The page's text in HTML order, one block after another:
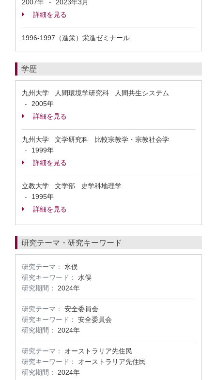
2007年
-
2023年3月
詳細を見る
1996-1997（進栄）栄進ゼミナール
学歴
九州大学 人間環境学研究科 人間共生システム
-
2005年
詳細を見る
九州大学 文学研究科 比較宗教学・宗教社会学
-
1999年
詳細を見る
立教大学 文学部 史学科地理学
-
1995年
詳細を見る
研究テーマ・研究キーワード
研究テーマ：
水俣
研究キーワード：
水俣
研究期間：
2024年
研究テーマ：
安全委員会
研究キーワード：
安全委員会
研究期間：
2024年
研究テーマ：
オーストラリア先住民
研究キーワード：
オーストラリア先住民
研究期間：
2024年